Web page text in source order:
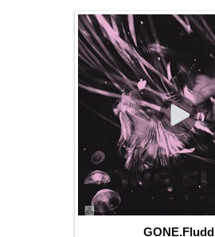
GONE.Fludd